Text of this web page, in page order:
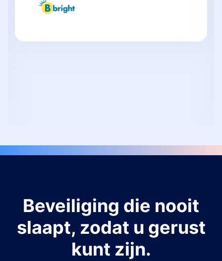
Beveiliging die nooit
slaapt, zodat u gerust
kunt zijn.